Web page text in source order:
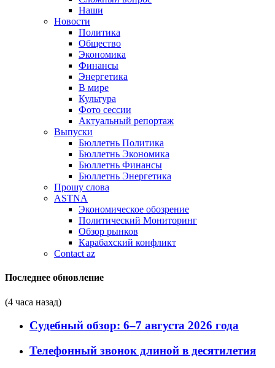
Наши
Новости
Политика
Общество
Экономика
Финансы
Энергетика
В мире
Культура
Фото сессии
Актуальный репортаж
Выпуски
Бюллетнь Политика
Бюллетнь Экономика
Бюллетнь Финансы
Бюллетнь Энергетика
Прошу слова
ASTNA
Экономическое обозрение
Политический Мониторинг
Обзор рынков
Карабахский конфликт
Contact az
Последнее обновление
(4 часа назад)
Судебный обзор: 6–7 августа 2026 года
Телефонный звонок длиной в десятилетия